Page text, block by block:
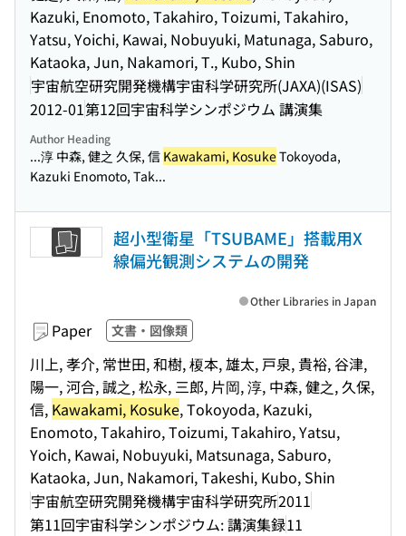
Kazuki, Enomoto, Takahiro, Toizumi, Takahiro,
Yatsu, Yoichi, Kawai, Nobuyuki, Matunaga, Saburo,
Kataoka, Jun, Nakamori, T., Kubo, Shin
宇宙航空研究開発機構宇宙科学研究所(JAXA)(ISAS)
2012-01第12回宇宙科学シンポジウム 講演集
Author Heading
...淳 中森, 健之 久保, 信 Kawakami, KosukeTokoyoda,
Kazuki Enomoto, Tak...
超小型衛星「TSUBAME」搭載用X
線偏光観測システムの開発
Paper 文書・図像類
川上, 孝介, 常世田, 和樹, 榎本, 雄太, 戸泉, 貴裕, 谷津,
陽一, 河合, 誠之, 松永, 三郎, 片岡, 淳, 中森, 健之, 久保,
信, Kawakami, Kosuke, Tokoyoda, Kazuki,
Enomoto, Takahiro, Toizumi, Takahiro, Yatsu,
Yoich, Kawai, Nobuyuki, Matsunaga, Saburo,
Kataoka, Jun, Nakamori, Takeshi, Kubo, Shin
宇宙航空研究開発機構宇宙科学研究所2011
第11回宇宙科学シンポジウム: 講演集録11
Other Libraries in Japan